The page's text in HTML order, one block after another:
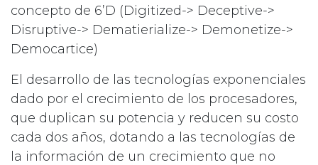
concepto de 6’D (Digitized-> Deceptive->
Disruptive-> Dematierialize-> Demonetize->
Democartice)
El desarrollo de las tecnologías exponenciales
dado por el crecimiento de los procesadores,
que duplican su potencia y reducen su costo
cada dos años, dotando a las tecnologías de
la información de un crecimiento que no